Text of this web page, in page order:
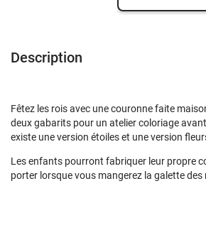
Description
Fêtez les rois avec une couronne faite
deux gabarits pour un atelier coloriage avant
existe une version étoiles et une version
Les enfants pourront fabriquer leur propre
porter lorsque vous mangerez la galette des